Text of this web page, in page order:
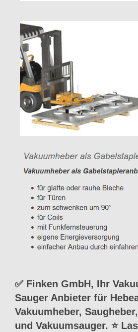
✅ Finken GmbH, Ihr
Sauger Anbieter für
Vakuumheber,
und Vakuumsauger. ⭐